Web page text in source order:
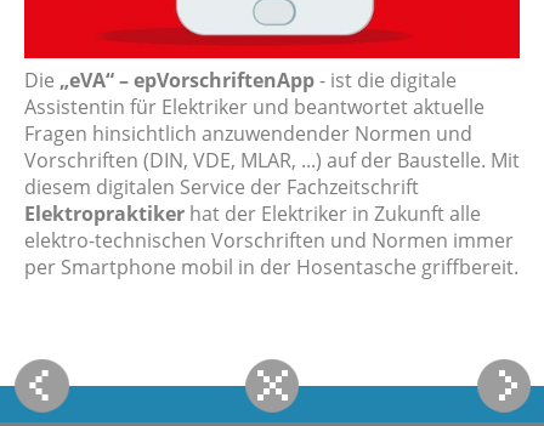
Die „eVA“ – epVorschriftenApp- ist die digitale
Assistentin für Elektriker und beantwortet aktuelle
Fragen hinsichtlich anzuwendender Normen und
Vorschriften (DIN, VDE, MLAR, ...) auf der Baustelle. Mit
diesem digitalen Service der Fachzeitschrift
Elektropraktiker hat der Elektriker in Zukunft alle
elektro-technischen Vorschriften und Normen immer
per Smartphone mobil in der Hosentasche griffbereit.